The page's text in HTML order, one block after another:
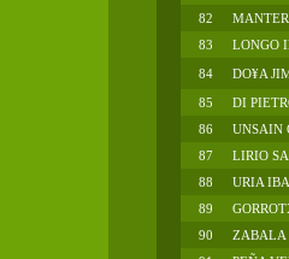
82
83
LONGO
84
DO¥A
85
DI
86
UNSAIN
87
LIRIO
88
URIA
89
90
ZABALA